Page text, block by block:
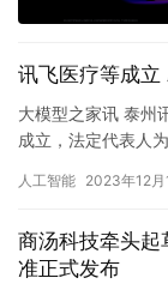
讯飞医疗等成
大模型之家讯 泰州
成立，法定代表人
人工智能 2023年12月
商汤科技牵头起
准正式发布